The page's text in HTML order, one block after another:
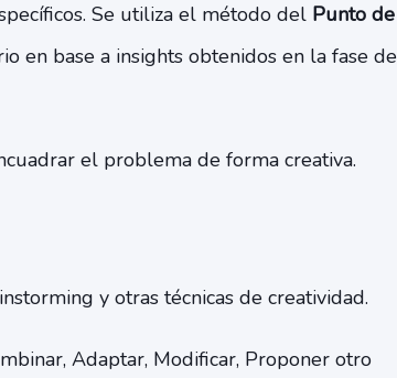
Se utiliza el método del Punto de
en base a insights obtenidos en la fase de
el problema de forma creativa.
y otras técnicas de creatividad.
Adaptar, Modificar, Proponer otro